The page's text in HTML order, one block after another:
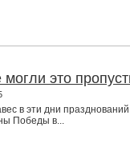
это
в эти дни
Победы в...